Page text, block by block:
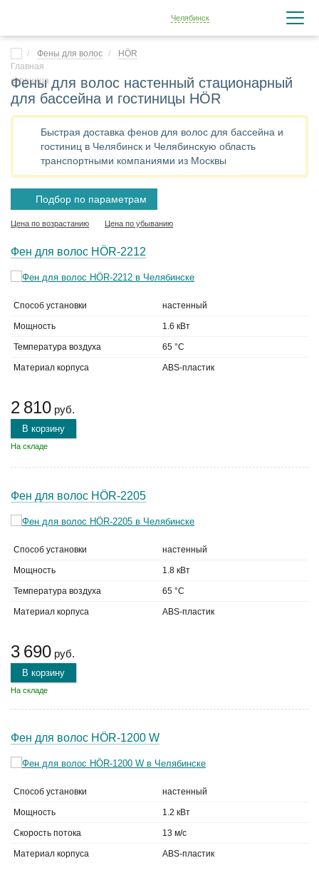
Челябинск
Фены для волос HÖR
Фены для волос настенный стационарный
для бассейна и гостиницы HÖR
Быстрая доставка фенов для волос для бассейна и
гостиниц в Челябинск и Челябинскую область
транспортными компаниями из Москвы
Подбор по параметрам
Цена по возрастанию Цена по убыванию
Фен для волос HÖR-2212
Способ установки настенный
Мощность 1.6 кВт
Температура воздуха 65 °C
Материал корпуса ABS-пластик
2 810 руб.
В корзину
На складе
Фен для волос HÖR-2205
Способ установки настенный
Мощность 1.8 кВт
Температура воздуха 65 °C
Материал корпуса ABS-пластик
3 690 руб.
В корзину
На складе
Фен для волос HÖR-1200 W
Способ установки настенный
Мощность 1.2 кВт
Скорость потока 13 м/с
Материал корпуса ABS-пластик